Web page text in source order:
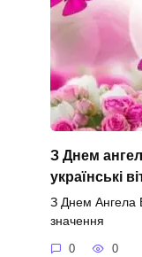
З Днем
українські
З Днем Ангела
значення
0 0